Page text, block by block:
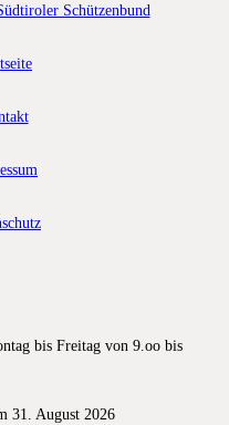
Schützenbund
bis Freitag von 9.oo bis
31. August 2026